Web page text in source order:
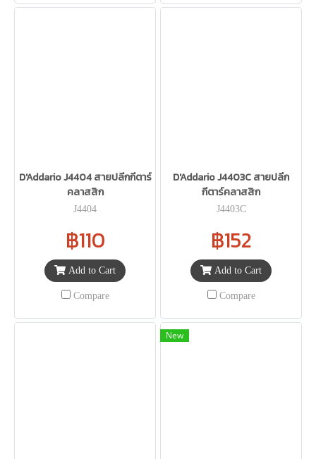
D'Addario J4404 สายปลีกกีตาร์
คลาสสิก
J4404
฿110
Add to Cart
Compare
D'Addario J4403C สายปลีก
กีตาร์คลาสสิก
J4403C
฿152
Add to Cart
Compare
New